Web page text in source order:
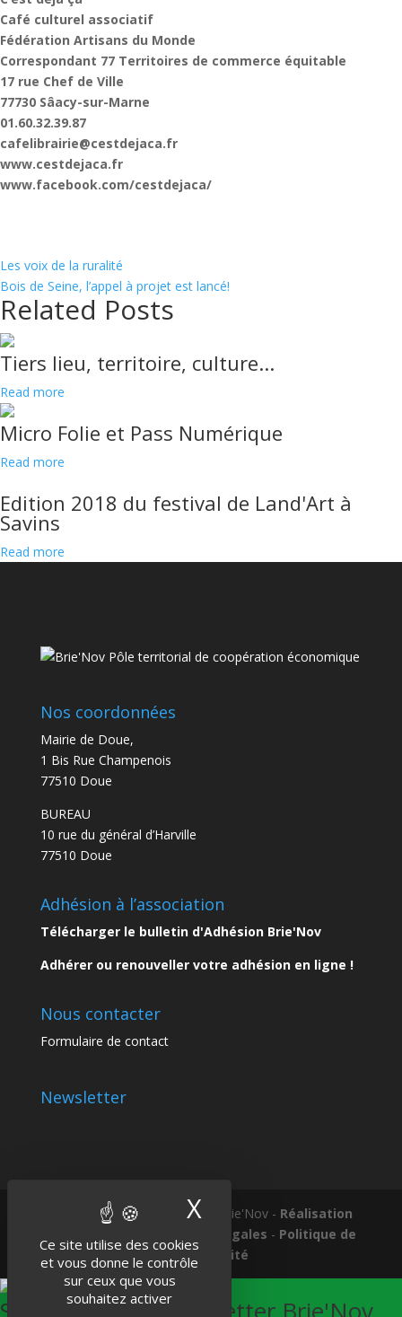
Ce site utilise des cookies
et vous donne le contrôle
sur ceux que vous
souhaitez activer
X Masquer le
Café culturel associatif
Fédération Artisans du Monde
Correspondant 77 Territoires de commerce équitable
17 rue Chef de Ville
77730 Sâacy-sur-Marne
01.60.32.39.87
cafelibrairie@cestdejaca.fr
www.cestdejaca.fr
www.facebook.com/cestdejaca/
Les voix de la ruralité
Bois de Seine, l’appel à projet est lancé!
Related Posts
Tiers lieu, territoire, culture...
Read more
Micro Folie et Pass Numérique
Read more
Edition 2018 du festival de Land'Art à
Savins
Read more
Nos coordonnées
Mairie de Doue,
1 Bis Rue Champenois
77510 Doue
BUREAU
10 rue du général d’Harville
77510 Doue
Adhésion à l’association
Télécharger le bulletin d'Adhésion Brie'Nov
Adhérer ou renouveller votre adhésion en ligne !
Nous contacter
Formulaire de contact
Newsletter
Tous droits réservés © 2018 Brie'Nov - Réalisation
Mentions légales - Politique de
confidentialité
S'abonner à la Newsletter Brie'Nov